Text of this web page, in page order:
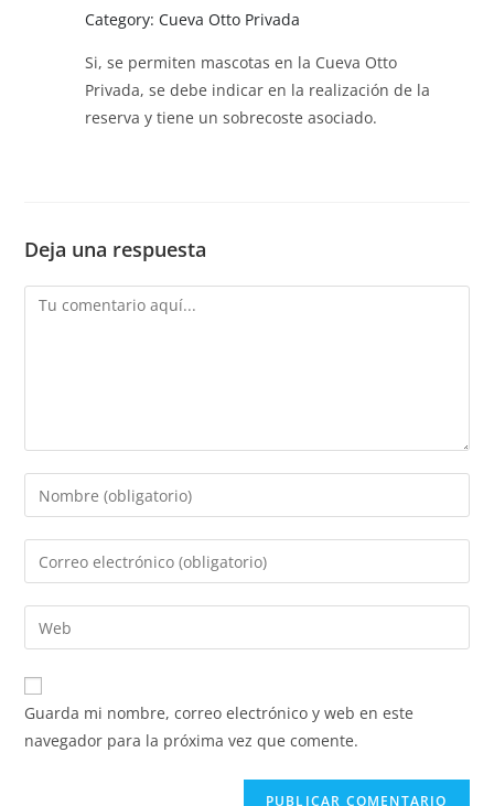
Category: Cueva Otto Privada
Si, se permiten mascotas en la Cueva Otto
Privada, se debe indicar en la realización de la
reserva y tiene un sobrecoste asociado.
Deja una respuesta
Guarda mi nombre, correo electrónico y web en este
navegador para la próxima vez que comente.